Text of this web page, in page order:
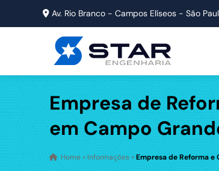
Av. Rio Branco - Campos Elíseos - São
Empresa de
em Campo
Home » Informações »Empresa de Reforma e